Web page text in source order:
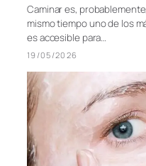
Caminar es,
mismo tiempo uno de los
es accesible para…
19/05/2026